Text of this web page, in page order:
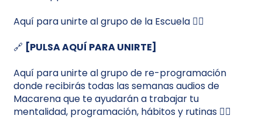
Aquí para unirte al grupo de la Escuela 👇🏼
🔗 [PULSA AQUÍ PARA UNIRTE]
Aquí para unirte al grupo de re-programación
donde recibirás todas las semanas audios de
Macarena que te ayudarán a trabajar tu
mentalidad, programación, hábitos y rutinas 👇🏼